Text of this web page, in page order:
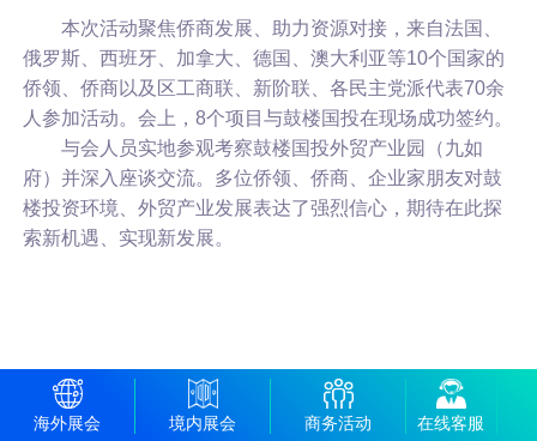
本次活动聚焦侨商发展、助力资源对接，来自法国、
俄罗斯、西班牙、加拿大、德国、澳大利亚等10个国家的
侨领、侨商以及区工商联、新阶联、各民主党派代表70余
人参加活动。 会上，8个项目与鼓楼国投在现场成功签约。
与会人员实地参观考察鼓楼国投外贸产业园（九如
府）并深入座谈交流。多位侨领、侨商、企业家朋友对鼓
楼投资环境、外贸产业发展表达了强烈信心，期待在此探
索新机遇、实现新发展。
海外展会 境内展会 商务活动 在线客服